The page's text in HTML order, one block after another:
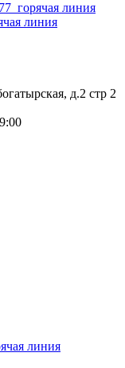
горячая линия
линия
д.2 стр 2
линия